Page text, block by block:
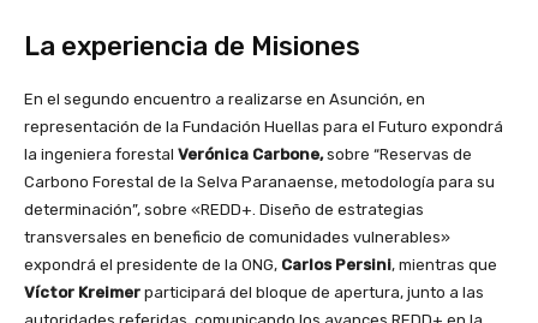
La experiencia de Misiones
En el segundo encuentro a realizarse en Asunción, en
representación de la Fundación Huellas para el Futuro expondrá
la ingeniera forestal Verónica Carbone,sobre “Reservas de
Carbono Forestal de la Selva Paranaense, metodología para su
determinación”, sobre «REDD+. Diseño de estrategias
transversales en beneficio de comunidades vulnerables»
expondrá el presidente de la ONG, Carlos Persini, mientras que
Víctor Kreimer participará del bloque de apertura, junto a las